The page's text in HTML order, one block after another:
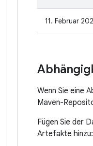
11. Februar
Wenn Sie eine
Maven-
Fügen Sie der
Artefakte hinzu: